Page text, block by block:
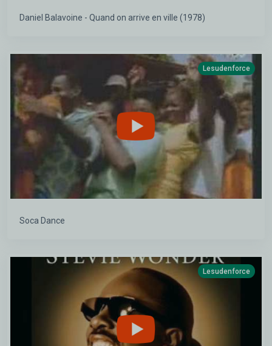
Daniel Balavoine - Quand on arrive en ville (1978)
Lesudenforce
Soca Dance
Lesudenforce